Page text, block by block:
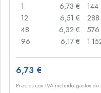
1
6,73 €
12
6,51 €
48
6,32 €
96
6,17 €
144
288
576
6,73 €
Precios con IVA incluido, gastos